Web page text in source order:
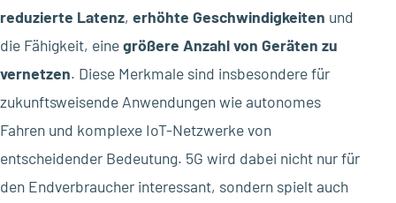
reduzierte Latenz, erhöhte Geschwindigkeiten und
die Fähigkeit, einegrößere Anzahl von Geräten zu
vernetzen. Diese Merkmale sind insbesondere für
zukunftsweisende Anwendungen wie autonomes
Fahren und komplexe IoT-Netzwerke von
entscheidender Bedeutung. 5G wird dabei nicht nur für
den Endverbraucher interessant, sondern spielt auch